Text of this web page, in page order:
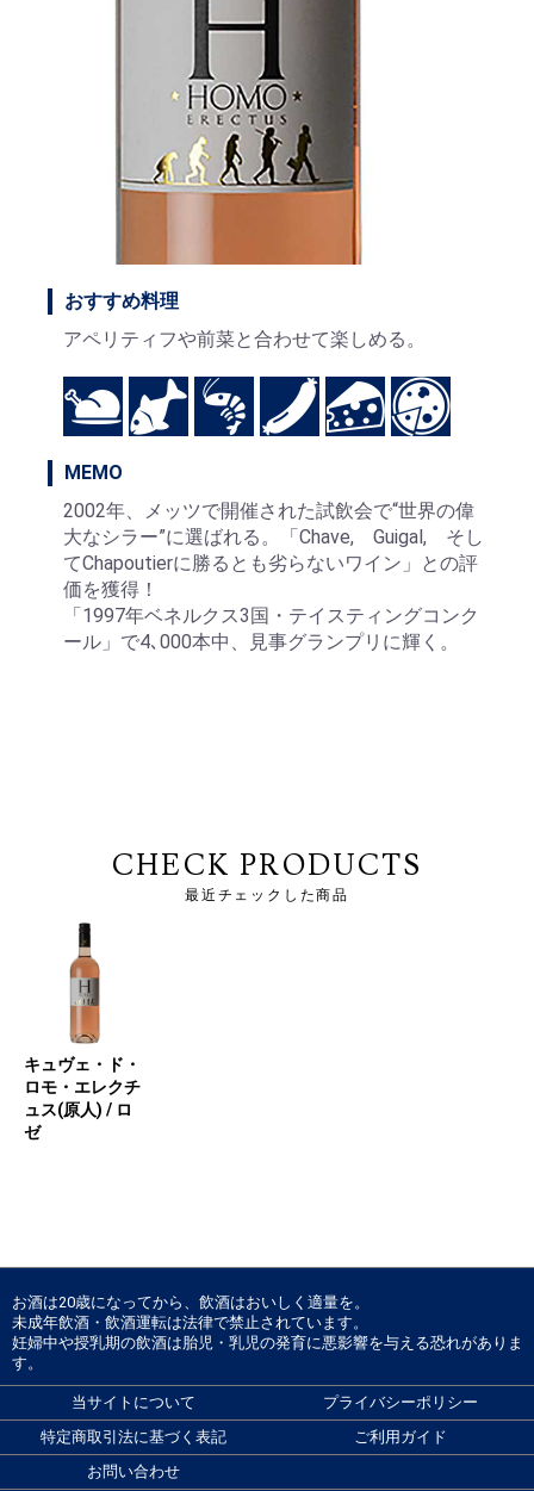
おすすめ料理
アペリティフや前菜と合わせて楽しめる。
MEMO
2002年、メッツで開催された試飲会で“世界の偉
大なシラー”に選ばれる。「Chave, Guigal, そし
てChapoutierに勝るとも劣らないワイン」との評
価を獲得！
「1997年ベネルクス3国・テイスティングコンク
ール」で4､000本中、見事グランプリに輝く。
CHECK PRODUCTS
最近チェックした商品
キュヴェ・ド・
ロモ・エレクチ
ュス(原人) / ロ
ゼ
お酒は20歳になってから、飲酒はおいしく適量を。
未成年飲酒・飲酒運転は法律で禁止されています。
妊婦中や授乳期の飲酒は胎児・乳児の発育に悪影響を与える恐れがありま
す。
当サイトについて
プライバシーポリシー
特定商取引法に基づく表記
ご利用ガイド
お問い合わせ